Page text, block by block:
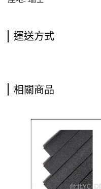
運送方式
相關商品